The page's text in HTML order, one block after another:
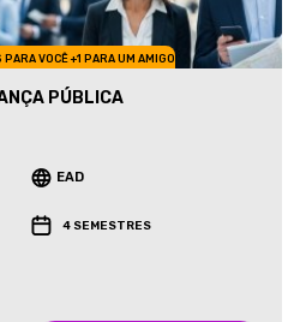
VOCÊ +1 PARA UM AMIGO
PÚBLICA
EAD
4 SEMESTRES